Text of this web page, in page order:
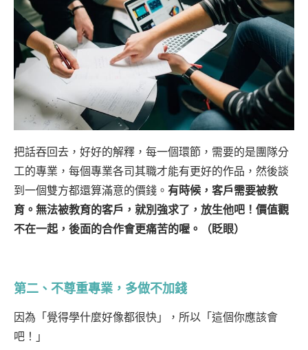
把話吞回去，好好的解釋，每一個環節，需要的是團隊分
工的專業，每個專業各司其職才能有更好的作品，然後談
到一個雙方都還算滿意的價錢。 有時候，客戶需要被教
育。無法被教育的客戶，就別強求了，放生他吧！價值觀
不在一起，後面的合作會更痛苦的喔。（眨眼）
第二、不尊重專業，多做不加錢
因為「覺得學什麼好像都很快」，所以「這個你應該會
吧！」